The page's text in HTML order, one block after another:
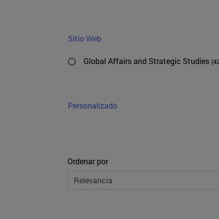
Sitio Web
Global Affairs and Strategic Studies
Personalizado
Ordenar
Ordenar por